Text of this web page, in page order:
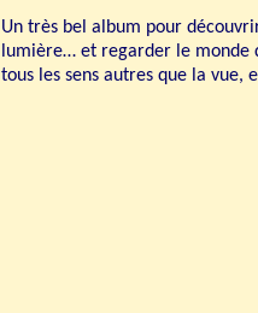
Un très bel album pour
lumière… et regarder le monde
tous les sens autres que la